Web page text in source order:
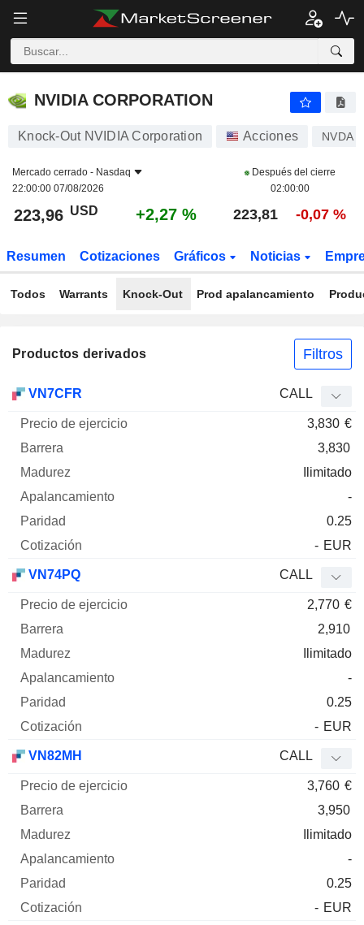
NVIDIA CORPORATION
NVIDIA CORPORATION
Knock-Out NVIDIA Corporation Acciones NVDA
Mercado cerrado - Nasdaq
22:00:00 07/08/2026
Después del cierre
02:00:00
223,96 USD +2,27 % 223,81 -0,07 %
Resumen Cotizaciones Gráficos Noticias
Todos Warrants Knock-Out Prod apalancamiento
Productos derivados Filtros
Mnemo
ejercicio
Elasticidad
VN7CFR CALL
3,830 €
3,830
Ilimitado
-
0.25
- EUR
VN74PQ CALL
2,770 €
2,910
Ilimitado
-
0.25
- EUR
VN82MH CALL
3,760 €
3,950
Ilimitado
-
0.25
- EUR